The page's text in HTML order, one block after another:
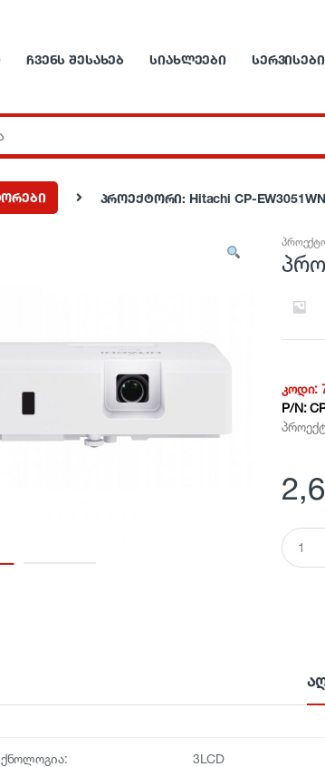
ᲩᲕᲔᲜᲡ ᲨᲔᲡᲐᲮᲔᲑ ᲡᲘᲐᲮᲚᲔᲔᲑᲘ ᲡᲔᲠᲕᲘᲡᲔᲑᲘ
პროექტორი: Hitachi CP-EW3051WN
კოდი:
P/N:
Q
u
3LCD